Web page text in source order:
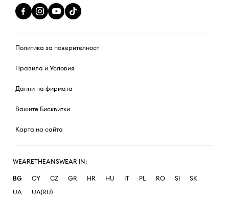
Политика за поверителност
Правила и Условия
Данни на фирмата
Вашите Бисквитки
Карта на сайта
WEARETHEANSWEAR IN:
BG CY CZ GR HR HU IT PL RO SI
SK
UA
UA(RU)